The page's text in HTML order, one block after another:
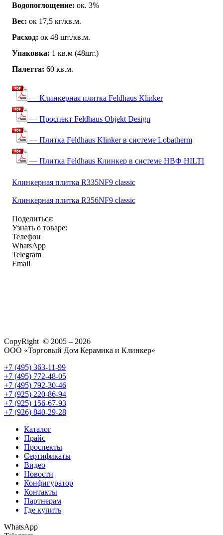
Водопоглощение: ок. 3%
Вес: ок 17,5 кг/кв.м.
Расход: ок 48 шт./кв.м.
Упаковка: 1 кв.м (48шт.)
Палетта: 60 кв.м.
— Клинкерная плитка Feldhaus Klinker
— Проспект Feldhaus Objekt Design
— Плитка Feldhaus Klinker в системе Lobatherm
— Плитка Feldhaus Клинкер в системе НВФ HILTI
Клинкерная плитка R335NF9 classic
Клинкерная плитка R356NF9 classic
Поделиться:
Узнать о товаре:
Телефон
WhatsApp
Telegram
Email
CopyRight © 2005 – 2026
ООО «Торговый Дом Керамика и Клинкер»
+7 (495) 363-11-99
+7 (495) 772-48-05
+7 (495) 792-30-46
+7 (925) 220-86-94
+7 (925) 156-67-93
+7 (926) 840-29-28
Каталог
Прайс
Проспекты
Сертификаты
Видео
Новости
Конфигуратор
Контакты
Партнерам
Где купить
WhatsApp